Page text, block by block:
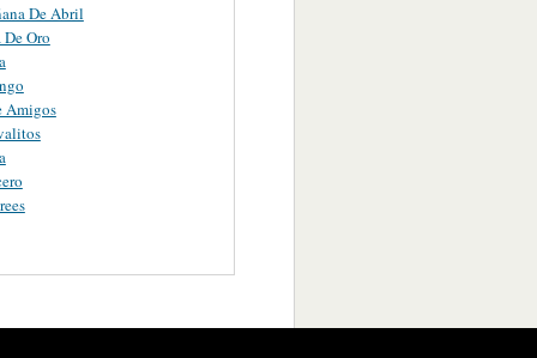
De Abril
Oro
Amigos